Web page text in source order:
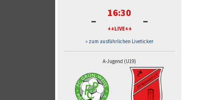
- 16:30
++LIVE++ -
» zum ausführlichen Liveticker
A-Jugend (U19)